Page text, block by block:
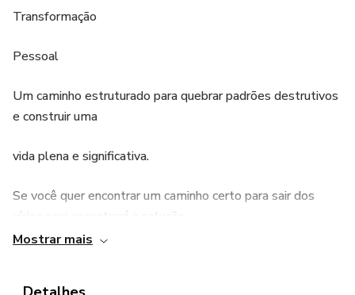
Transformação
Pessoal
Um caminho estruturado para quebrar padrões destrutivos
e construir uma
vida plena e significativa.
Se você quer encontrar um caminho certo para sair dos
vícios,aqui encontrará a solução.
Mostrar mais